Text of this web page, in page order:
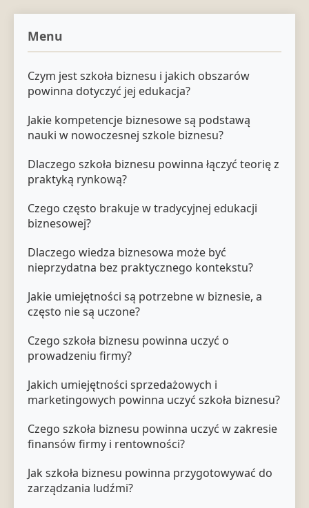
Menu
Czym jest szkoła biznesu i jakich obszarów
powinna dotyczyć jej edukacja?
Jakie kompetencje biznesowe są podstawą
nauki w nowoczesnej szkole biznesu?
Dlaczego szkoła biznesu powinna łączyć teorię z
praktyką rynkową?
Czego często brakuje w tradycyjnej edukacji
biznesowej?
Dlaczego wiedza biznesowa może być
nieprzydatna bez praktycznego kontekstu?
Jakie umiejętności są potrzebne w biznesie, a
często nie są uczone?
Czego szkoła biznesu powinna uczyć o
prowadzeniu firmy?
Jakich umiejętności sprzedażowych i
marketingowych powinna uczyć szkoła biznesu?
Czego szkoła biznesu powinna uczyć w zakresie
finansów firmy i rentowności?
Jak szkoła biznesu powinna przygotowywać do
zarządzania ludźmi?